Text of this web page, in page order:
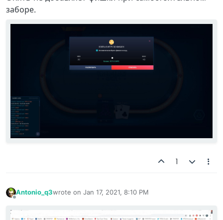
заборе.
1
Antonio_q3wrote on Jan 17, 2021, 8:10 PM
last edited by